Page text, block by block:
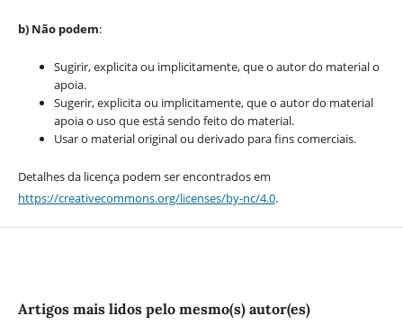
b) Não podem:
Sugirir, explicita ou implicitamente, que o autor do material o
apoia.
Sugerir, explicita ou implicitamente, que o autor do material
apoia o uso que está sendo feito do material.
Usar o material original ou derivado para fins comerciais.
Detalhes da licença podem ser encontrados em
https://creativecommons.org/licenses/by-nc/4.0.
Artigos mais lidos pelo mesmo(s) autor(es)